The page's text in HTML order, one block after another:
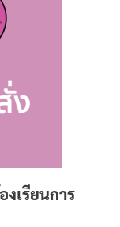
เรียนการ